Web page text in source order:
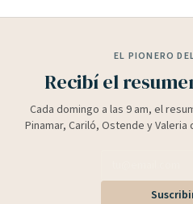
EL PIONERO
Recibí el
Cada domingo a las 9 am, el
Pinamar, Cariló, Ostende y Valeria